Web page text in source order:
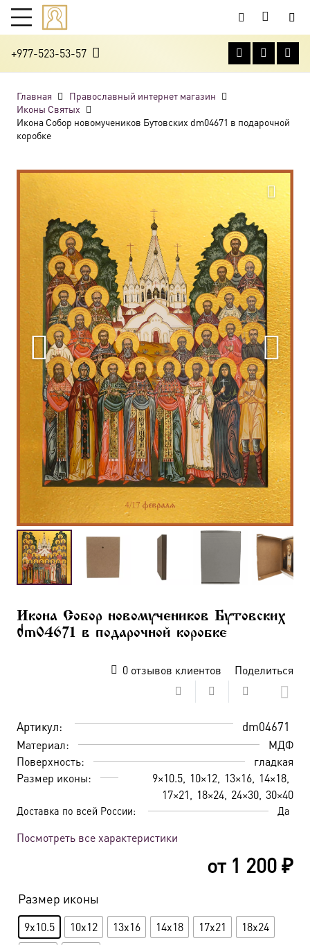
+977-523-53-57
Главная
Православный интернет магазин
Иконы Святых
Икона Собор новомучеников Бутовских dm04671 в подарочной
коробке
Икона Собор новомучеников Бутовских
dm04671 в подарочной коробке
0отзывов клиентов Поделиться
Артикул: dm04671
Материал:
МДФ
Поверхность:
гладкая
Размер иконы:
9×10.5 10×12 13×16 14×18
17×21
18×24 24×30 30×40
Доставка по всей России: Да
Посмотреть все характеристики
от 1 200₽
Размер иконы
9x10.5 10x12 13x16 14x18 17x21
18x24